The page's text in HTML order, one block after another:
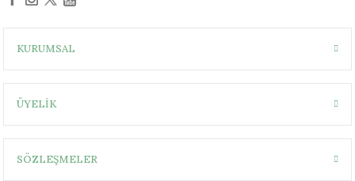
KURUMSAL
ÜYELİK
SÖZLEŞMELER